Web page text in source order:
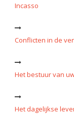
Incasso
Conflicten in de
Het bestuur van
Het dagelijkse